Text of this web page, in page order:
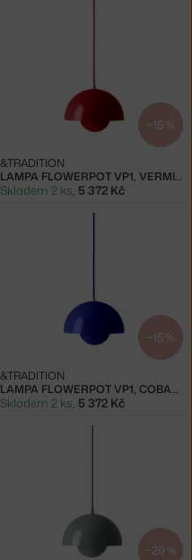
−15 %
LAMPA FLOWERPOT VP1, VERMILION RED
&TRADITION
Skladem 2 ks, 5 372 Kč
−15 %
LAMPA FLOWERPOT VP1, COBALT BLUE
&TRADITION
Skladem 2 ks, 5 372 Kč
−20 %